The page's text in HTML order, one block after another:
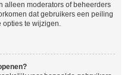
alleen moderators of beheerders
dat gebruikers een peiling
opties te wijzigen.